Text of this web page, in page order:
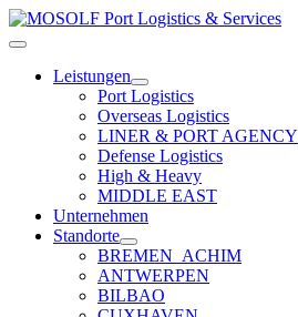
Zum
Inhalt
Toggle
NavigationLeistungen
Port Logistics
Overseas Logistics
LINER & PORT AGENCY
Defense Logistics
High & Heavy
MIDDLE EAST
Unternehmen
Standorte
BREMEN_ACHIM
ANTWERPEN
BILBAO